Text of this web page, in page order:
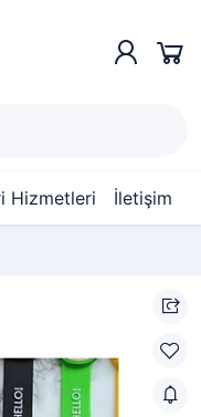
Hizmetleri İletişim